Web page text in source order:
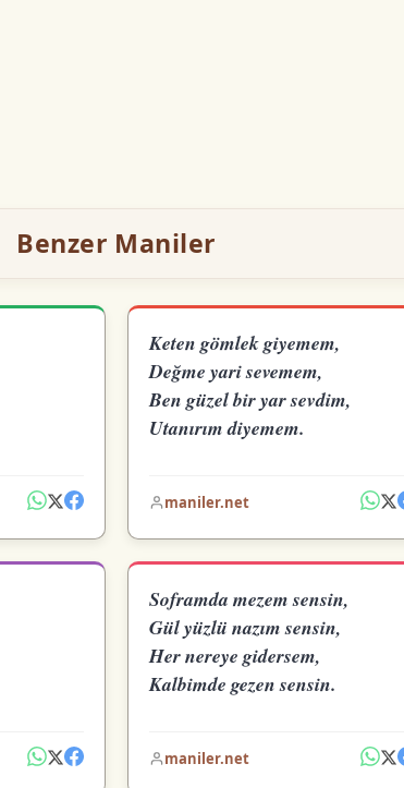
Benzer Maniler
Keten gömlek giyemem,
Değme yari sevemem,
Ben güzel bir yar sevdim,
Utanırım diyemem.
maniler.net
Soframda mezem sensin,
Gül yüzlü nazım sensin,
Her nereye gidersem,
Kalbimde gezen sensin.
maniler.net